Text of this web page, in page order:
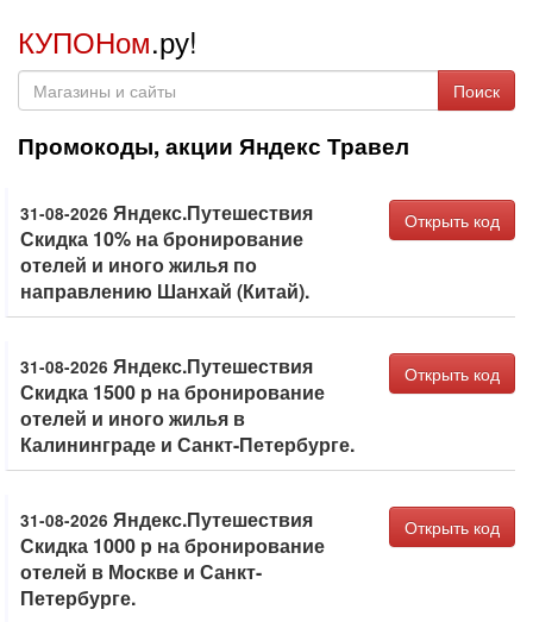
КУПОНом.ру!
Поиск
Промокоды, акции Яндекс Травел
31-08-2026 Яндекс.Путешествия
Скидка 10% на бронирование
отелей и иного жилья по
направлению Шанхай (Китай).
Открыть код
31-08-2026 Яндекс.Путешествия
Скидка 1500 р на бронирование
отелей и иного жилья в
Калининграде и Санкт-Петербурге.
Открыть код
31-08-2026 Яндекс.Путешествия
Скидка 1000 р на бронирование
отелей в Москве и Санкт-
Петербурге.
Открыть код